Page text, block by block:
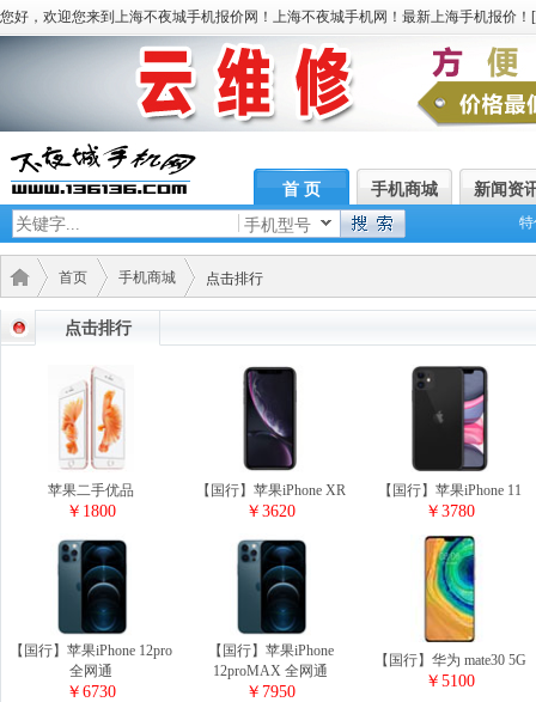
您好，欢迎您来到上海不夜城手机报价网！上海不夜城手机网！最新上海手机报价！[
首 页 手机商城
新闻资
手机型号
首页 手机商城 点击排行
点击排行
苹果二手优品
￥1800
【国行】苹果iPhone XR
￥3620
【国行】苹果iPhone 11
￥3780
【国行】苹果iPhone 12pro
全网通
￥6730
【国行】苹果iPhone
12proMAX 全网通
￥7950
【国行】华为 mate30 5G
￥5100